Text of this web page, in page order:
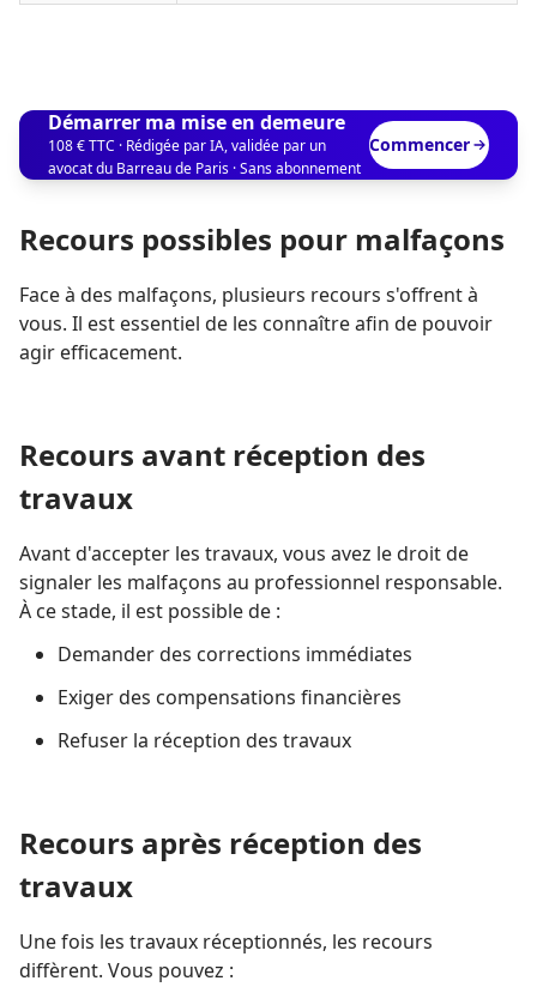
Démarrer ma mise en demeure
108 € TTC · Rédigée par IA, validée par un
avocat du Barreau de Paris · Sans abonnement
Commencer
Recours possibles pour malfaçons
Face à des malfaçons, plusieurs recours s'offrent à
vous. Il est essentiel de les connaître afin de pouvoir
agir efficacement.
Recours avant réception des
travaux
Avant d'accepter les travaux, vous avez le droit de
signaler les malfaçons au professionnel responsable.
À ce stade, il est possible de :
Demander des corrections immédiates
Exiger des compensations financières
Refuser la réception des travaux
Recours après réception des
travaux
Une fois les travaux réceptionnés, les recours
diffèrent. Vous pouvez :